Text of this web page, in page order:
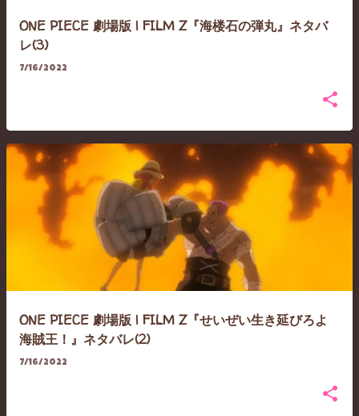
ONE PIECE 劇場版 | FILM Z『海楼石の弾丸』ネタバ
レ(3)
7/16/2022
ONE PIECE 劇場版 | FILM Z『せいぜい生き延びろよ
海賊王！』ネタバレ(2)
7/16/2022